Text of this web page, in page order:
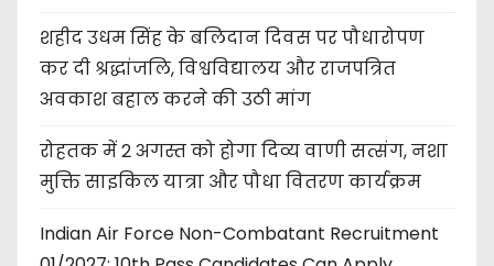
शहीद उधम सिंह के बलिदान दिवस पर पौधारोपण
कर दी श्रद्धांजलि, विश्वविद्यालय और राजपत्रित
अवकाश बहाल करने की उठी मांग
रोहतक में 2 अगस्त को होगा दिव्य वाणी सत्संग, नशा
मुक्ति साइकिल यात्रा और पौधा वितरण कार्यक्रम
Indian Air Force Non-Combatant Recruitment